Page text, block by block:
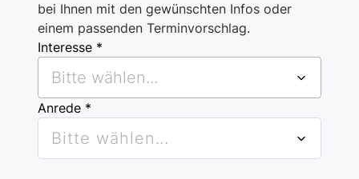
bei Ihnen mit den gewünschten Infos oder
einem passenden Terminvorschlag.
Interesse *
Bitte wählen...
Anrede *
Bitte wählen...